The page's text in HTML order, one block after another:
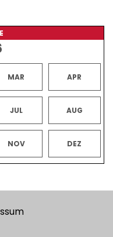
MAR APR
JUL AUG
NOV DEZ